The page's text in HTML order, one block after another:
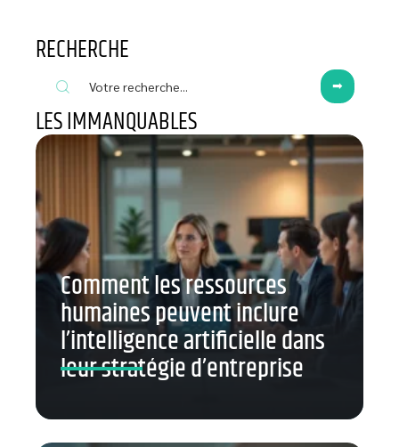
RECHERCHE
LES IMMANQUABLES
Comment les ressources
humaines peuvent inclure
l’intelligence artificielle dans
leur stratégie d’entreprise